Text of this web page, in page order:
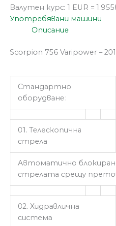
Валутен курс: 1 EUR =
Употребявани машини
Описание
Scorpion 756 Varipower –
Стандартно
оборудване:
01. Телескопична
стрела
Автоматично
стрелата срещу
02. Хидравлична
система